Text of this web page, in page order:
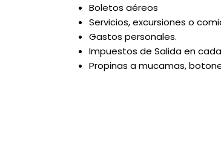
Boletos aéreos
Servicios, excursiones o
Gastos personales.
Impuestos de Salida en
Propinas a mucamas,